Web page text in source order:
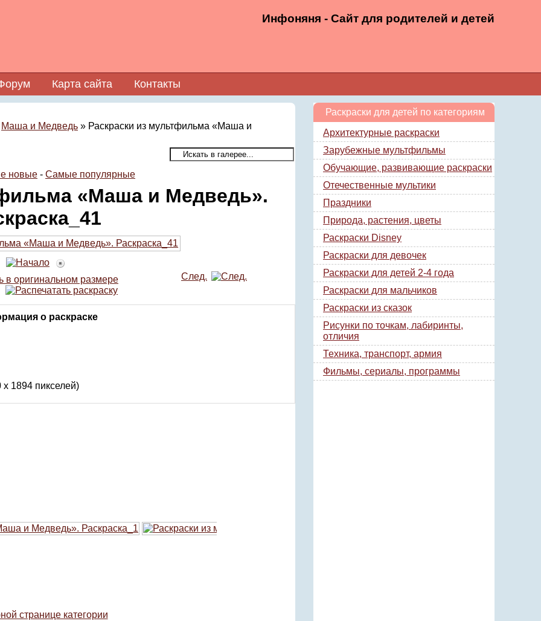
Инфоняня - Сайт для родителей и детей
Карта сайта Контакты
Маша и Медведь » Раскраски из мультфильма «Маша и
новые - Самые популярные
«Маша и Медведь».
След.
о раскраске
1894 пикселей)
странице категории
Раскраски для детей по категориям
Архитектурные раскраски
Зарубежные мультфильмы
Обучающие, развивающие раскраски
Отечественные мультики
Праздники
Природа, растения, цветы
Раскраски Disney
Раскраски для девочек
Раскраски для детей 2-4 года
Раскраски для мальчиков
Раскраски из сказок
Рисунки по точкам, лабиринты,
отличия
Техника, транспорт, армия
Фильмы, сериалы, программы